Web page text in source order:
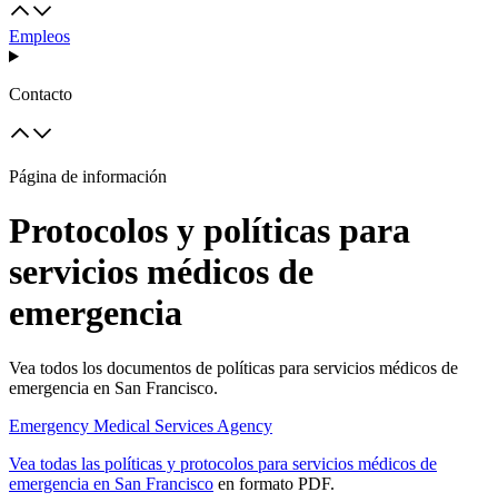
Empleos
Contacto
Página de información
Protocolos y políticas para
servicios médicos de
emergencia
Vea todos los documentos de políticas para servicios médicos de
emergencia en San Francisco.
Emergency Medical Services Agency
Vea todas las políticas y protocolos para servicios médicos de
emergencia en San Francisco en formato PDF.